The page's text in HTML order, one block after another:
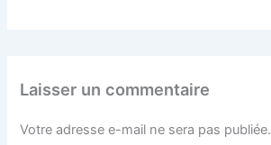
Laisser un commentaire
Votre adresse e-mail ne sera pas publiée.